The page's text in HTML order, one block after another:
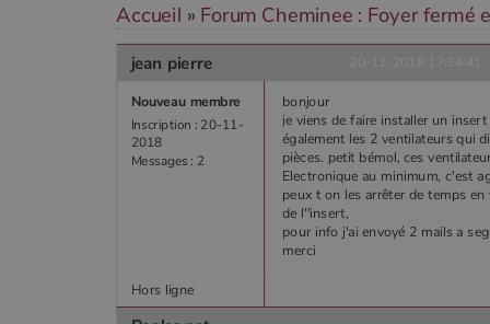
Accueil » Forum Cheminee : Foyer fermé
jean pierre
Nouveau membre
Inscription : 20-11-
2018
Messages : 2
bonjour
je viens de faire installer un insert
également les 2 ventilateurs qui
pièces. petit bémol, ces
Electronique au minimum, c'est
peux t on les arrêter de temps
de l''insert,
pour info j'ai envoyé 2 mails a
merci
Hors ligne
Nom
_gid
_ga
Google
Nom
VISITOR_INFO1_LIVE
Nom
bb2_screener_
Bad
Nom
pabk_id.1.d14a
__Secure-ROLLOUT_TOKEN
pabk_ses.1.d14a